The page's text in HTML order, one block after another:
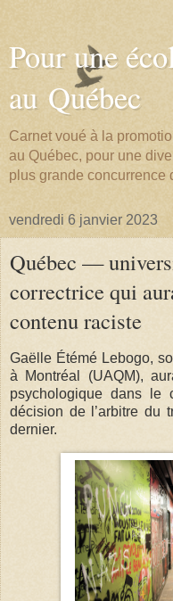
Pour une
au Québec
Carnet voué à la
au Québec, pour une
plus grande concurrence
vendredi 6 janvier 2023
Québec —
correctrice qui
contenu raciste
Gaëlle Étémé Lebogo,
à Montréal (UAQM),
psychologique dans
décision de l’arbitre du
dernier.